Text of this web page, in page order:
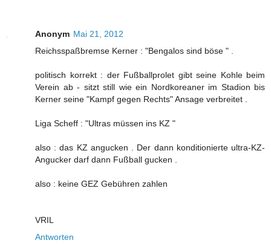
Anonym Mai 21, 2012
Reichsspaßbremse Kerner : "Bengalos sind böse " .
politisch korrekt : der Fußballprolet gibt seine Kohle beim
Verein ab - sitzt still wie ein Nordkoreaner im Stadion bis
Kerner seine "Kampf gegen Rechts" Ansage verbreitet .
Liga Scheff : "Ultras müssen ins KZ "
also : das KZ angucken . Der dann konditionierte ultra-KZ-
Angucker darf dann Fußball gucken .
also : keine GEZ Gebühren zahlen
VRIL
Antworten